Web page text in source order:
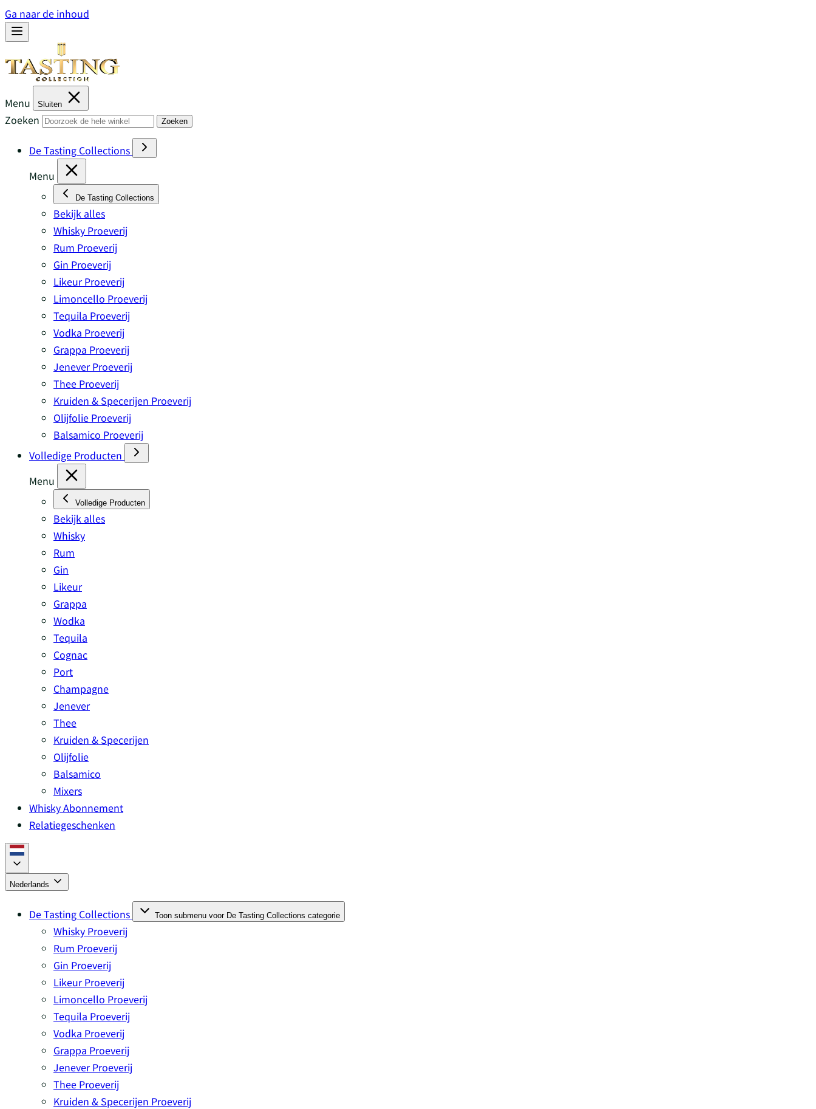
Ga naar de inhoud
Menu Sluiten
Zoeken Zoeken
De Tasting Collections
Menu
De Tasting Collections
Bekijk alles
Whisky Proeverij
Rum Proeverij
Gin Proeverij
Likeur Proeverij
Limoncello Proeverij
Tequila Proeverij
Vodka Proeverij
Grappa Proeverij
Jenever Proeverij
Thee Proeverij
Kruiden & Specerijen Proeverij
Olijfolie Proeverij
Balsamico Proeverij
Volledige Producten
Menu
Volledige Producten
Bekijk alles
Whisky
Rum
Gin
Likeur
Grappa
Wodka
Tequila
Cognac
Port
Champagne
Jenever
Thee
Kruiden & Specerijen
Olijfolie
Balsamico
Mixers
Whisky Abonnement
Relatiegeschenken
Nederlands
De Tasting Collections Toon submenu voor De Tasting Collections categorie
Whisky Proeverij
Rum Proeverij
Gin Proeverij
Likeur Proeverij
Limoncello Proeverij
Tequila Proeverij
Vodka Proeverij
Grappa Proeverij
Jenever Proeverij
Thee Proeverij
Kruiden & Specerijen Proeverij